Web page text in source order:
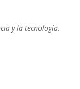
y la tecnología.